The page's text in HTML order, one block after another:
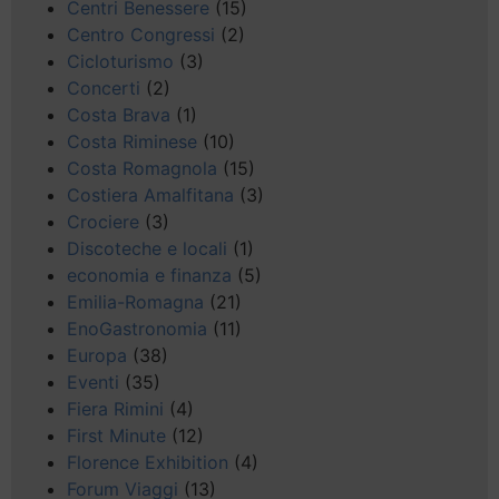
Centri Benessere (15)
Centro Congressi (2)
Cicloturismo (3)
Concerti (2)
Costa Brava (1)
Costa Riminese (10)
Costa Romagnola (15)
Costiera Amalfitana (3)
Crociere (3)
Discoteche e locali (1)
economia e finanza (5)
Emilia-Romagna (21)
EnoGastronomia (11)
Europa (38)
Eventi (35)
Fiera Rimini (4)
First Minute (12)
Florence Exhibition (4)
Forum Viaggi (13)